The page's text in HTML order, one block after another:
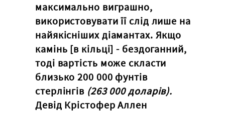
максимально виграшно,
використовувати її слід лише на
найякісніших діамантах. Якщо
камінь [в кільці] - бездоганний,
тоді вартість може скласти
близько 200 000 фунтів
стерлінгів (263 000 доларів).
Девід Крістофер Аллен